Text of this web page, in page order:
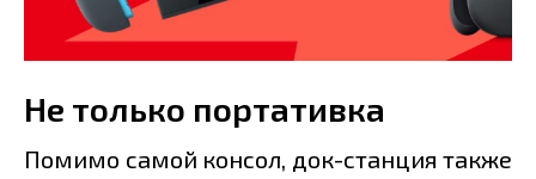
Не только портативка
Помимо самой консол, док-станция также